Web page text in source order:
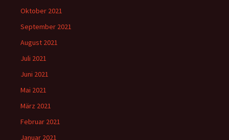
Oktober 2021
September 2021
August 2021
Juli 2021
Juni 2021
Mai 2021
März 2021
Februar 2021
Januar 2021